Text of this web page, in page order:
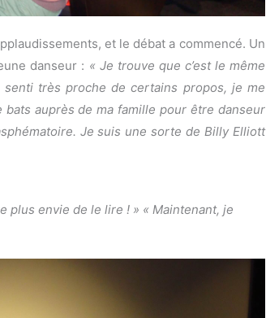
et le débat a commencé. Un
danseur : « Je trouve que c’est le même
très proche de certains propos, je me
auprès de ma famille pour être danseur
Je suis une sorte de Billy Elliott
plus envie de le lire ! » « Maintenant, je